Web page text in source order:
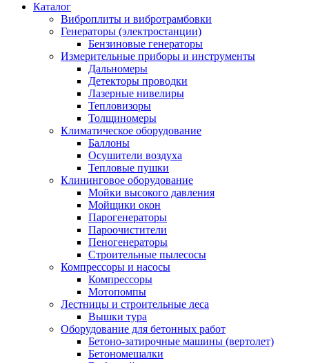
Каталог
Виброплиты и вибротрамбовки
Генераторы (электростанции)
Бензиновые генераторы
Измерительные приборы и инструменты
Дальномеры
Детекторы проводки
Лазерные нивелиры
Тепловизоры
Толщиномеры
Климатическое оборудование
Баллоны
Осушители воздуха
Тепловые пушки
Клининговое оборудование
Мойки высокого давления
Мойщики окон
Парогенераторы
Пароочистители
Пеногенераторы
Строительные пылесосы
Компрессоры и насосы
Компрессоры
Мотопомпы
Лестницы и строительные леса
Вышки тура
Оборудование для бетонных работ
Бетоно-затирочные машины (вертолет)
Бетономешалки